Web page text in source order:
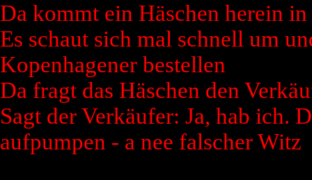
Da kommt ein Häschen herein
Es schaut sich mal schnell um
Kopenhagener bestellen
Da fragt das Häschen den
Sagt der Verkäufer: Ja, hab ich.
aufpumpen - a nee falscher Witz